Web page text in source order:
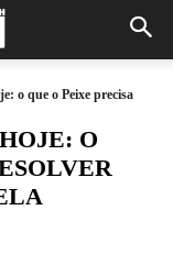
o que o Peixe precisa
O